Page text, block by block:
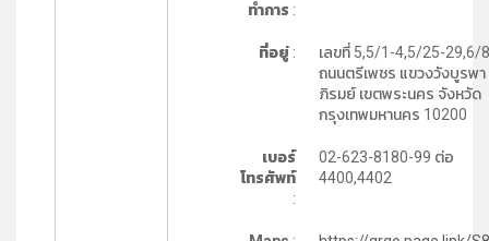
ทำการ :
ที่อยู่:
เลขที่ 5,5/1-4,5/25-29,6/
ถนนตรีเพชร แขวงวังบูรพา
ภิรมย์ เขตพระนคร จังหวัด
กรุงเทพมหานคร 10200
เบอร์
โทรศัพท์
:
02-623-8180-99 ต่อ
4400,4402